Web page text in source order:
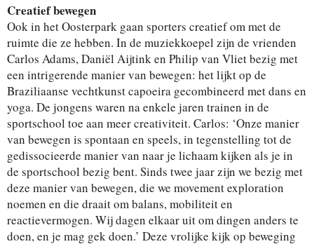
Creatief bewegen
Ook in het Oosterpark gaan sporters creatief om met de
ruimte die ze hebben. In de muziekkoepel zijn de vrienden
Carlos Adams, Daniël Aijtink en Philip van Vliet bezig met
een intrigerende manier van bewegen: het lijkt op de
Braziliaanse vechtkunst capoeira gecombineerd met dans en
yoga. De jongens waren na enkele jaren trainen in de
sportschool toe aan meer creativiteit. Carlos: ‘Onze manier
van bewegen is spontaan en speels, in tegenstelling tot de
gedissocieerde manier van naar je lichaam kijken als je in
de sportschool bezig bent. Sinds twee jaar zijn we bezig met
deze manier van bewegen, die we movement exploration
noemen en die draait om balans, mobiliteit en
reactievermogen. Wij dagen elkaar uit om dingen anders te
doen, en je mag gek doen.’ Deze vrolijke kijk op beweging